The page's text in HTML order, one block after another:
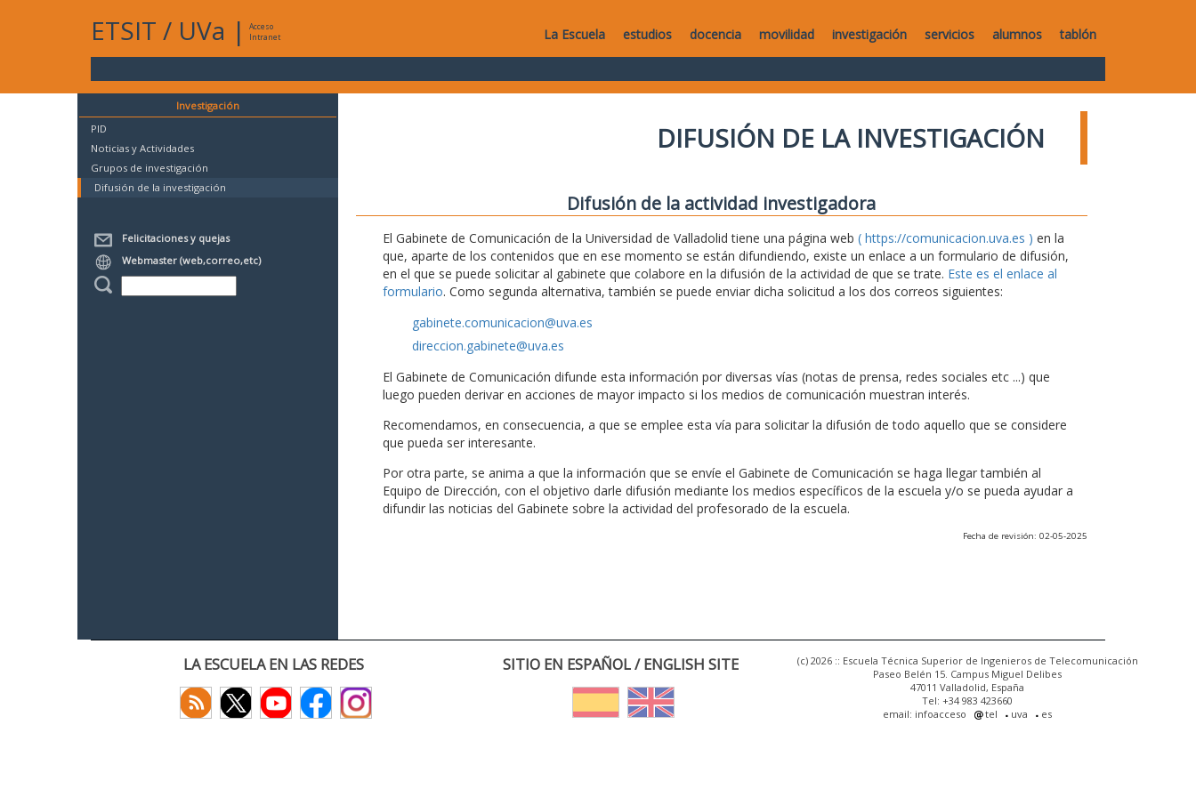
ETSIT / UVa |
Acceso
Intranet
La Escuela estudios docencia movilidad investigación servicios alumnos tablón
Investigación
PID
Noticias y Actividades
Grupos de investigación
Difusión de la investigación
Felicitaciones y quejas
Webmaster (web,correo,etc)
DIFUSIÓN DE LA INVESTIGACIÓN
Difusión de la actividad investigadora
El Gabinete de Comunicación de la Universidad de Valladolid tiene una página web ( https://comunicacion.uva.es ) en la
que, aparte de los contenidos que en ese momento se están difundiendo, existe un enlace a un formulario de difusión,
en el que se puede solicitar al gabinete que colabore en la difusión de la actividad de que se trate. Este es el enlace al
formulario. Como segunda alternativa, también se puede enviar dicha solicitud a los dos correos siguientes:
gabinete.comunicacion@uva.es
direccion.gabinete@uva.es
El Gabinete de Comunicación difunde esta información por diversas vías (notas de prensa, redes sociales etc ...) que
luego pueden derivar en acciones de mayor impacto si los medios de comunicación muestran interés.
Recomendamos, en consecuencia, a que se emplee esta vía para solicitar la difusión de todo aquello que se considere
que pueda ser interesante.
Por otra parte, se anima a que la información que se envíe el Gabinete de Comunicación se haga llegar también al
Equipo de Dirección, con el objetivo darle difusión mediante los medios específicos de la escuela y/o se pueda ayudar a
difundir las noticias del Gabinete sobre la actividad del profesorado de la escuela.
Fecha de revisión: 02-05-2025
LA ESCUELA EN LAS REDES SITIO EN ESPAÑOL / ENGLISH SITE
(c) 2026 :: Escuela Técnica Superior de Ingenieros de Telecomunicación
Paseo Belén 15. Campus Miguel Delibes
47011 Valladolid, España
Tel: +34 983 423660
email: infoacceso
tel uva es